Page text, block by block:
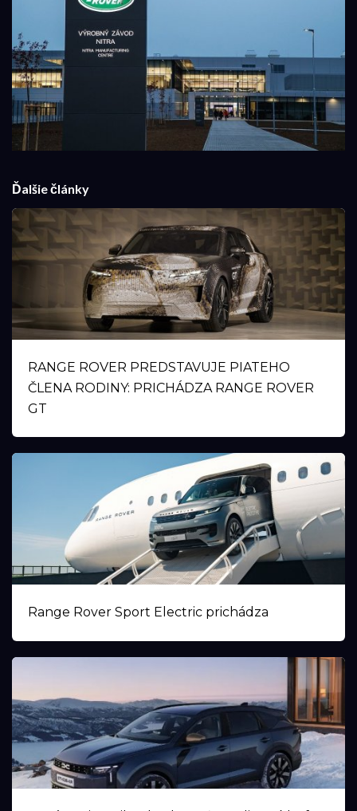
Ďalšie články
RANGE ROVER PREDSTAVUJE PIATEHO
ČLENA RODINY: PRICHÁDZA RANGE ROVER
GT
Range Rover Sport Electric prichádza